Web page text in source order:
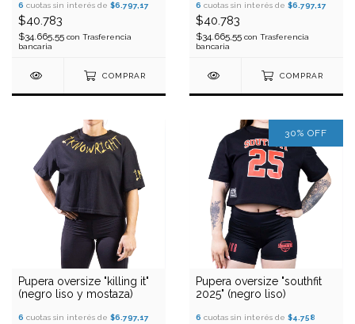
6 cuotas sin interés de $6.797,17
$40.783
$34.665,55 con Trasferencia
bancaria
COMPRAR
6 cuotas sin interés de $6.797,17
$40.783
$34.665,55 con Trasferencia
bancaria
COMPRAR
Pupera oversize "killing it"
(negro liso y mostaza)
6 cuotas sin interés de $6.797,17
30% OFF
Pupera oversize "southfit
2025" (negro liso)
6 cuotas sin interés de $4.758